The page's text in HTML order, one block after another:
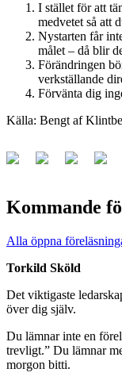
I stället för att
medvetet så att
Nystarten får
målet – då blir
Förändringen
verkställande
Förvänta dig
Källa: Bengt af
Kommande
Alla öppna
Torkild Sköld
Det viktigaste
över dig själv.
Du lämnar inte en
trevligt.” Du lämnar
morgon bitti.